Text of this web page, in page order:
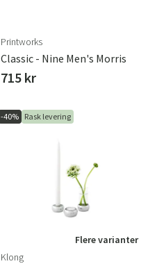
Danmark
Suomi
Printworks
Classic - Nine Men's Morris
715 kr
-40% Rask levering
Flere varianter
Klong